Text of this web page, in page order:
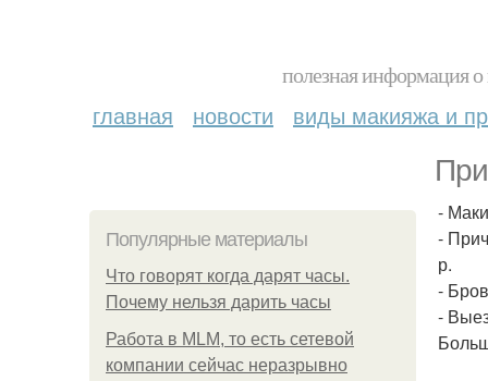
полезная информация
главная новости виды макияжа и
Популярные материалы
Что говорят когда дарят часы.
Почему нельзя дарить часы
Работа в MLM, то есть сетевой
компании сейчас неразрывно
-
-
р.
-
-